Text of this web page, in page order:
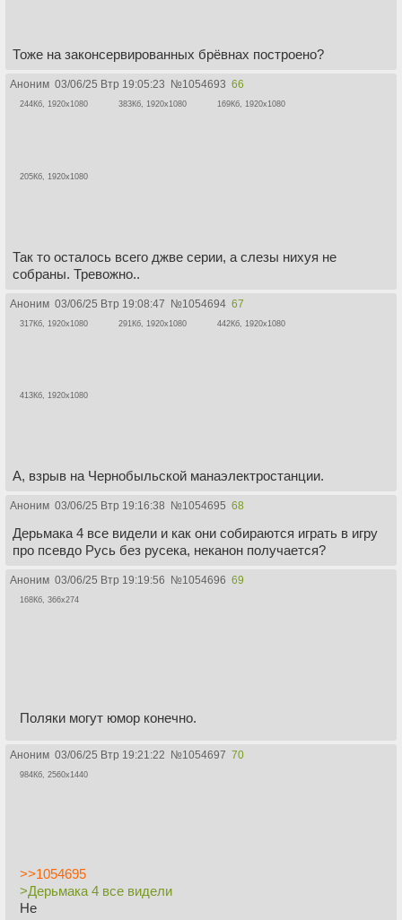
Тоже на законсервированных брёвнах построено?
Аноним 03/06/25 Втр 19:05:23 №1054693 66
244Кб, 1920x1080 383Кб, 1920x1080 169Кб, 1920x1080
205Кб, 1920x1080
Так то осталось всего джве серии, а слезы нихуя не
собраны. Тревожно..
Аноним 03/06/25 Втр 19:08:47 №1054694 67
317Кб, 1920x1080 291Кб, 1920x1080 442Кб, 1920x1080
413Кб, 1920x1080
А, взрыв на Чернобыльской манаэлектростанции.
Аноним 03/06/25 Втр 19:16:38 №1054695 68
Дерьмака 4 все видели и как они собираются играть в игру
про псевдо Русь без русека, неканон получается?
Аноним 03/06/25 Втр 19:19:56 №1054696 69
168Кб, 366x274
Поляки могут юмор конечно.
Аноним 03/06/25 Втр 19:21:22 №1054697 70
984Кб, 2560x1440
>>1054695
>Дерьмака 4 все видели
Не